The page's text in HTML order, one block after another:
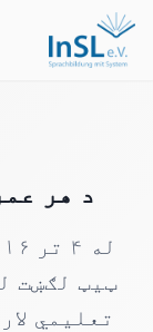
د هر
ټیټ لګښت
تعلیمي